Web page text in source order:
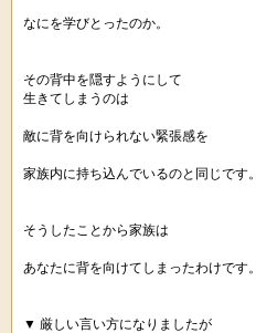
なにを学びとったのか。
その背中を隠すようにして
生きてしまうのは
敵に背を向けられない緊張感を
家族内に持ち込んでいるのと同じです。
そうしたことから家族は
あなたに背を向けてしまったわけです。
▼ 厳しい言い方になりましたが